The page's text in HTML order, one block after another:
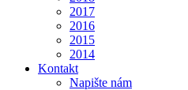
2017
2016
2015
2014
Kontakt
Napište nám